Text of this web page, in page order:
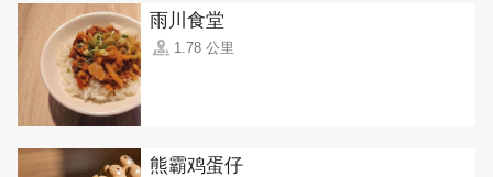
雨川食堂
1.78 公里
熊霸鸡蛋仔